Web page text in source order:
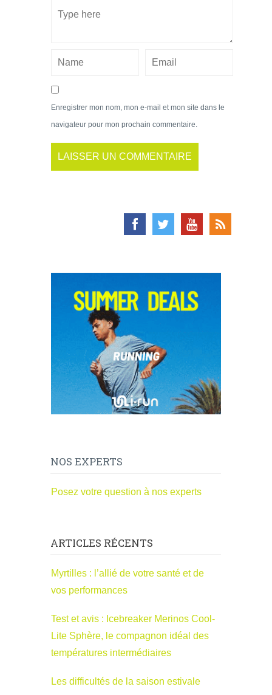
Enregistrer mon nom, mon e-mail et mon site dans le
navigateur pour mon prochain commentaire.
NOS EXPERTS
Posez votre question à nos experts
ARTICLES RÉCENTS
Myrtilles : l’allié de votre santé et de
vos performances
Test et avis : Icebreaker Merinos Cool-
Lite Sphère, le compagnon idéal des
températures intermédiaires
Les difficultés de la saison estivale